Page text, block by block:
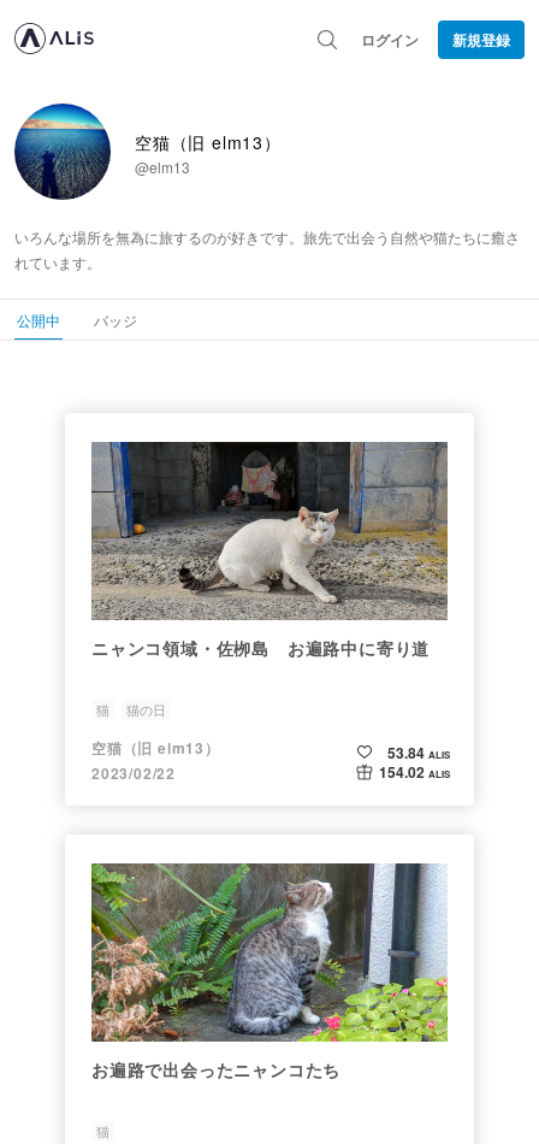
ログイン 新規登録
空猫（旧 elm13）
@elm13
いろんな場所を無為に旅するのが好きです。旅先で出会う自然や猫たちに癒さ
れています。
公開中 バッジ
ニャンコ領域・佐栁島 お遍路中に寄り道
猫 猫の日
空猫（旧 elm13）
2023/02/22
53.84 ALIS
154.02 ALIS
お遍路で出会ったニャンコたち
猫